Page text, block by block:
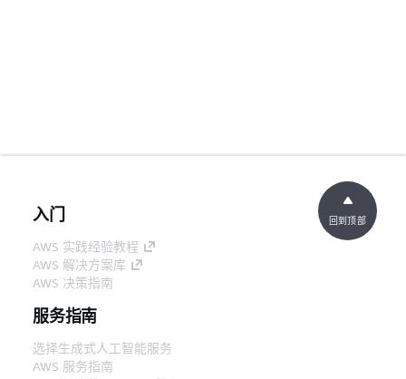
入门
AWS 实践经验教程
AWS 解决方案库
AWS 决策指南
服务指南
选择生成式人工智能服务
AWS 服务指南
回到顶部